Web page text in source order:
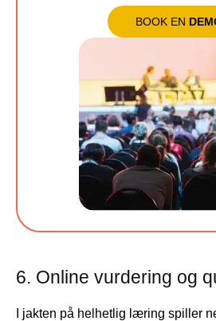
BOOK EN
6. Online vurdering og
I jakten på helhetlig læring spiller